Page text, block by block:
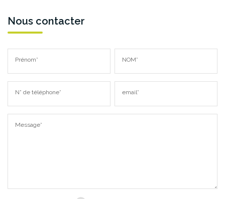
Nous contacter
Prénom* NOM*
N° de téléphone* email*
Message*